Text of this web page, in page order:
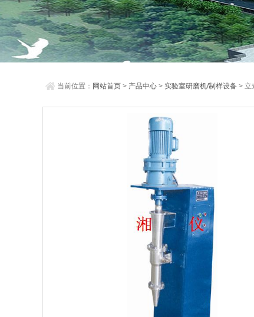
当前位置： 网站首页 > 产品中心 > 实验室研磨机/制样设备 > 立